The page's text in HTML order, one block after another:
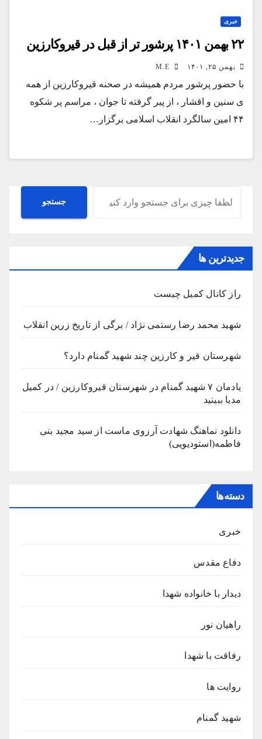
خبری
۲۲ بهمن ۱۴۰۱ پرشور تر از قبل در قیروکارزین
بهمن ۲۵, ۱۴۰۱
با حضور پرشور مردم همیشه در صحنه قیروکارزین از همه
ی سنین و اقشار ، از پیر گرفته تا جوان ، مراسم پر شکوه
۴۴ امین سالگرد انقلاب اسلامی برگزار…
جستجو جستجو
جدیدترین ها
راز کانال کمیل چیست
شهید محمد رضا رستمی نژاد / برگی از تاریخ زرین انقلاب
شهرستان قیر و کارزین چند شهید گمنام دارد؟
یادمان ۷ شهید گمنام در شهرستان قیروکارزین / در کمیل
مدیا ببینید
دانلود نماهنگ شهادت آرزوی ماست از سید مجید بنی
فاطمه(استودیویی)
دسته‌ها
خبری
دفاع مقدس
دیدار با خانواده شهدا
راهیان نور
رفاقت با شهدا
روایت ها
شهید گمنام